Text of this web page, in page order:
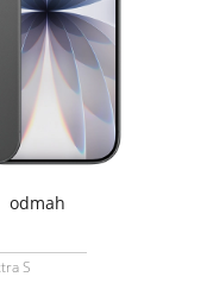
odmah
S